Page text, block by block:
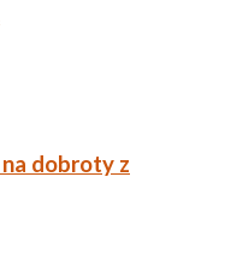
dobroty z